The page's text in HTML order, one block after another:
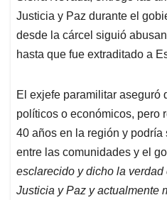
Justicia y Paz durante el
desde la cárcel siguió
hasta que fue extraditado a
El exjefe paramilitar aseguró
políticos o económicos, pero
40 años en la región y
entre las comunidades y el
esclarecido y dicho la
Justicia y Paz y actualmente